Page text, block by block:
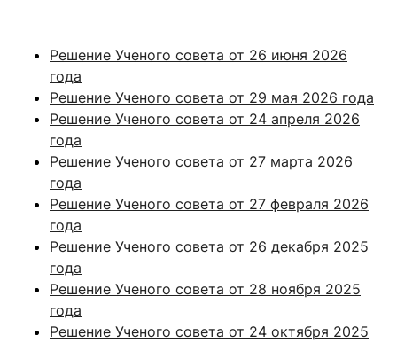
Решение Ученого совета от 26 июня 2026
года
Решение Ученого совета от 29 мая 2026 года
Решение Ученого совета от 24 апреля 2026
года
Решение Ученого совета от 27 марта 2026
года
Решение Ученого совета от 27 февраля 2026
года
Решение Ученого совета от 26 декабря 2025
года
Решение Ученого совета от 28 ноября 2025
года
Решение Ученого совета от 24 октября 2025